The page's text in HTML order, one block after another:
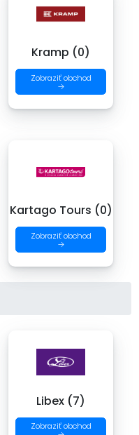
Kramp (0)
Zobraziť obchod
→
Kartago Tours (0)
Zobraziť obchod
→
Libex (7)
Zobraziť obchod